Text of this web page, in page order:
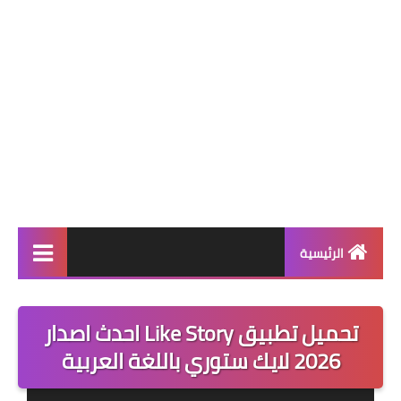
الرئيسية
ارقام وهمية امريكية
العاب
تحميل تطبيق Like Story احدث اصدار
2026 لايك ستوري باللغة العربية